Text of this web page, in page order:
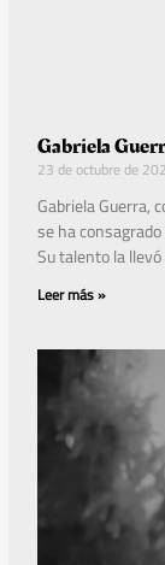
Gabriela
23 de octubre de
Gabriela Guerra,
se ha
Su talento la
Leer más »